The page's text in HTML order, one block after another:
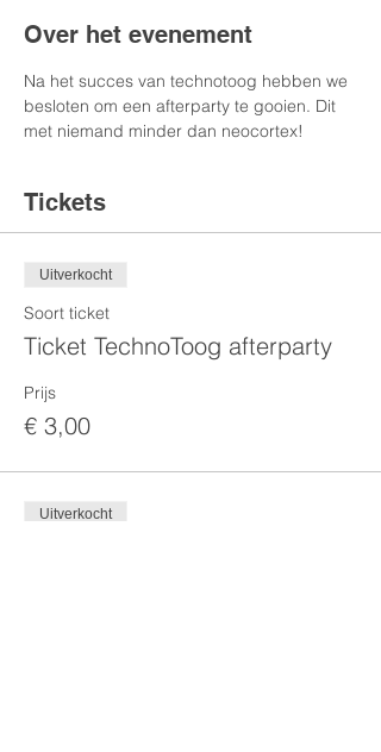
Over het evenement
Na het succes van technotoog hebben we
besloten om een afterparty te gooien. Dit
met niemand minder dan neocortex!
Tickets
Uitverkocht
Soort ticket
Ticket TechnoToog afterparty
Prijs
€ 3,00
Uitverkocht